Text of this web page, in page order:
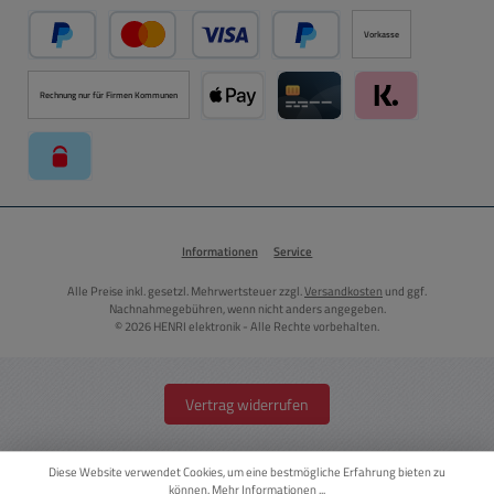
PayPal Kredit- oder Debitkarte über PayPal
Später Bezahlen über PayPal
Vorkasse
Rechnung nur für Firmen Kommunen
Informationen Service
Alle Preise inkl. gesetzl. Mehrwertsteuer zzgl.Versandkosten und ggf.
Nachnahmegebühren, wenn nicht anders angegeben.
© 2026 HENRI elektronik - Alle Rechte vorbehalten.
Vertrag widerrufen
Diese Website verwendet Cookies, um eine bestmögliche Erfahrung bieten zu
können.Mehr Informationen ...